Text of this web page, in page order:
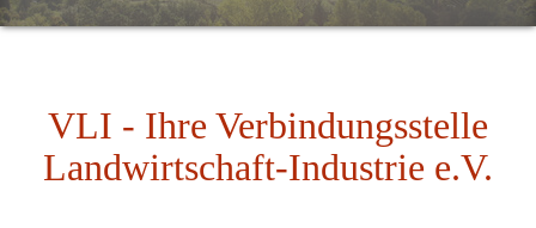
VLI - Ihre Verbindungsstelle
Landwirtschaft-Industrie e.V.